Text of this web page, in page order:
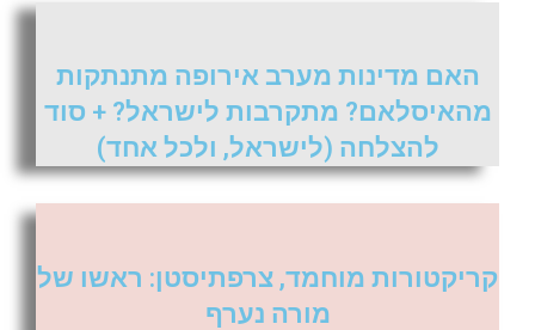
האם מדינות מערב אירופה מתנתקות
מהאיסלאם? מתקרבות לישראל? + סוד
להצלחה (לישראל, ולכל אחד)
קריקטורות מוחמד, צרפתיסטן: ראשו של
מורה נערף